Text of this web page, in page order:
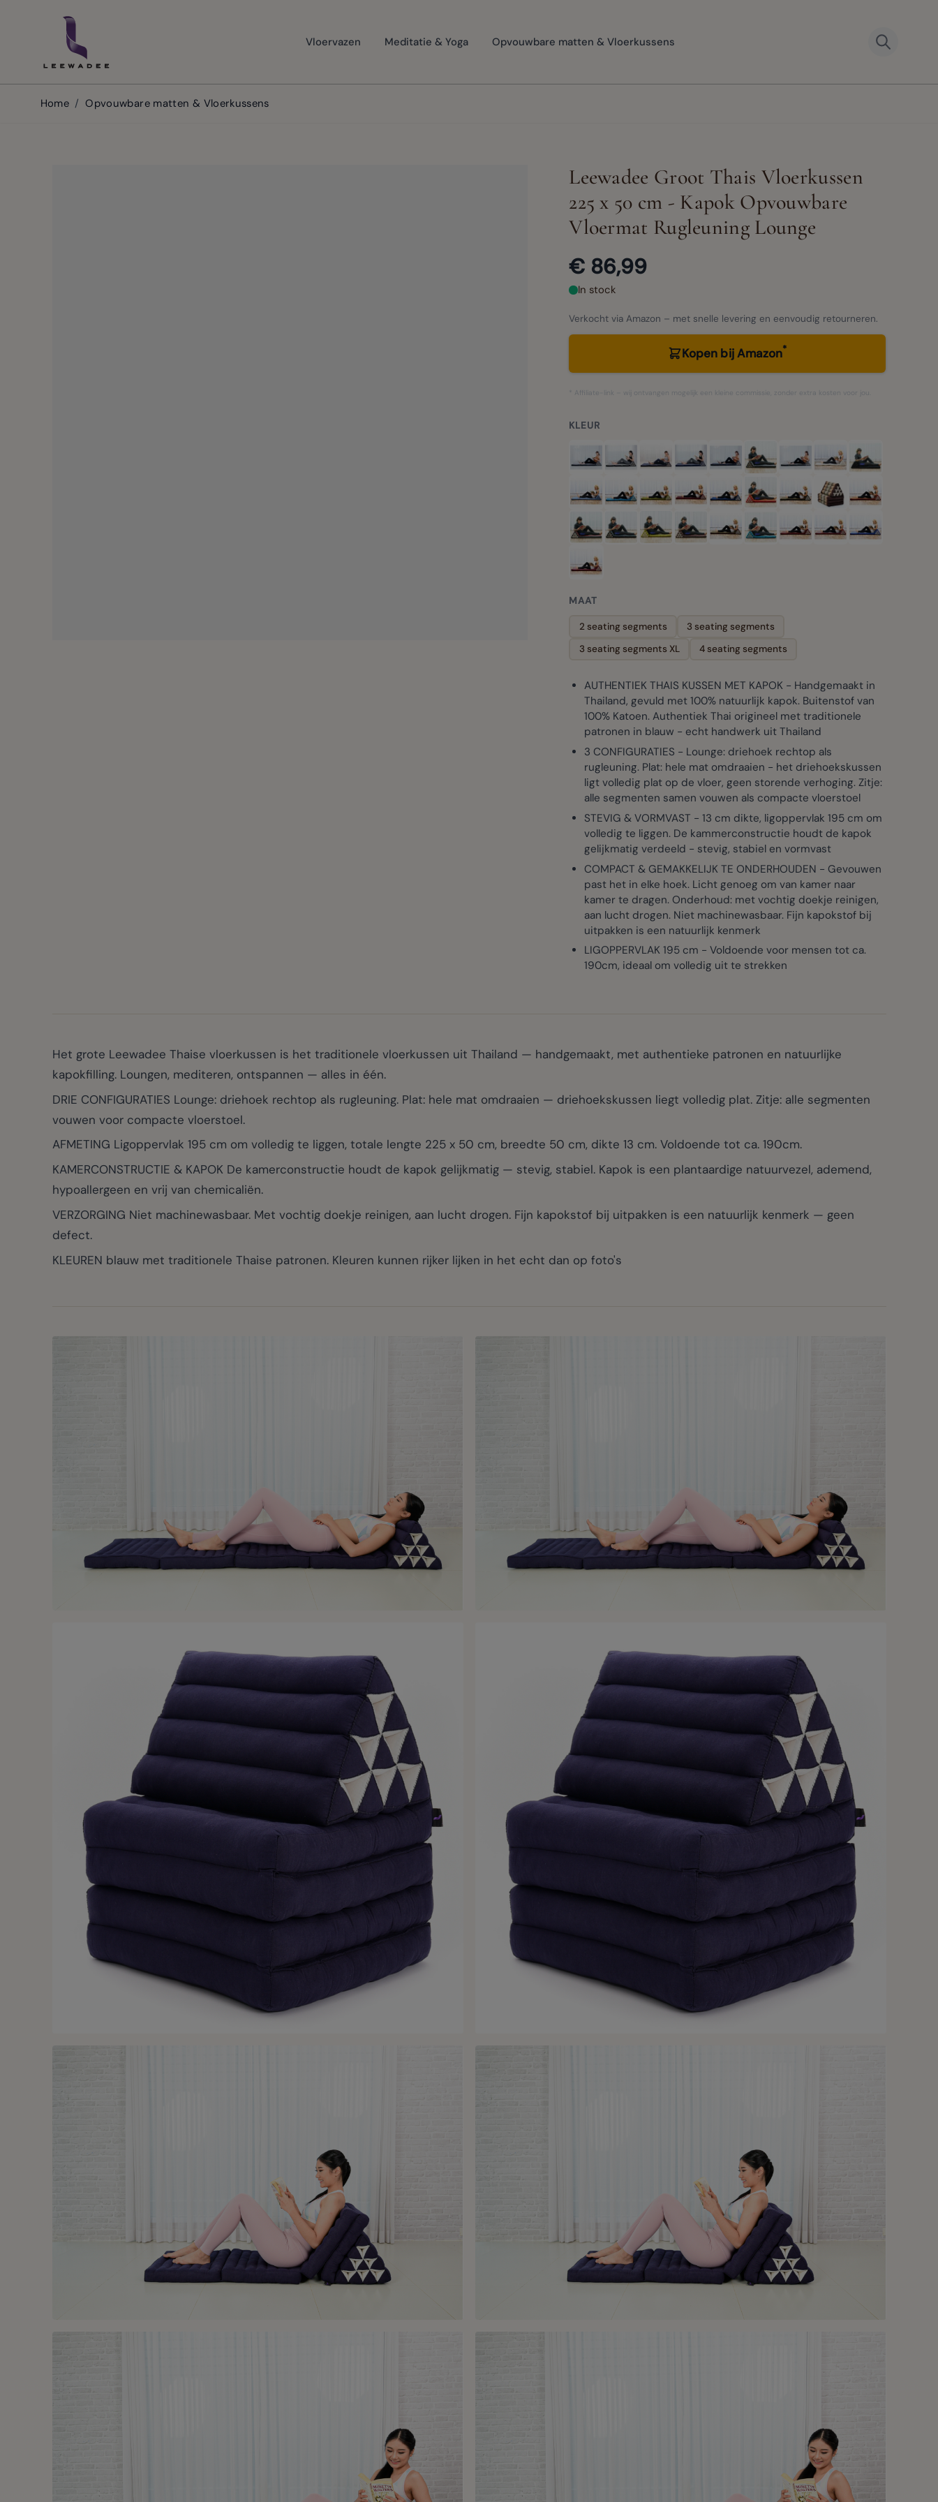
Vloervazen Meditatie & Yoga Opvouwbare matten & Vloerkussens
Home / Opvouwbare matten & Vloerkussens
Leewadee Groot Thais Vloerkussen
225 x 50 cm - Kapok Opvouwbare
Vloermat Rugleuning Lounge
€ 86,99
In stock
Verkocht via Amazon – met snelle levering en eenvoudig retourneren.
Kopen bij Amazon*
* Affiliate-link – wij ontvangen mogelijk een kleine commissie, zonder extra kosten voor jou.
KLEUR
MAAT
2 seating segments
3 seating segments
3 seating segments XL
4 seating segments
AUTHENTIEK THAIS KUSSEN MET KAPOK - Handgemaakt in
Thailand, gevuld met 100% natuurlijk kapok. Buitenstof van
100% Katoen. Authentiek Thai origineel met traditionele
patronen in blauw - echt handwerk uit Thailand
3 CONFIGURATIES - Lounge: driehoek rechtop als
rugleuning. Plat: hele mat omdraaien - het driehoekskussen
ligt volledig plat op de vloer, geen storende verhoging. Zitje:
alle segmenten samen vouwen als compacte vloerstoel
STEVIG & VORMVAST - 13 cm dikte, ligoppervlak 195 cm om
volledig te liggen. De kammerconstructie houdt de kapok
gelijkmatig verdeeld - stevig, stabiel en vormvast
COMPACT & GEMAKKELIJK TE ONDERHOUDEN - Gevouwen
past het in elke hoek. Licht genoeg om van kamer naar
kamer te dragen. Onderhoud: met vochtig doekje reinigen,
aan lucht drogen. Niet machinewasbaar. Fijn kapokstof bij
uitpakken is een natuurlijk kenmerk
LIGOPPERVLAK 195 cm - Voldoende voor mensen tot ca.
190cm, ideaal om volledig uit te strekken
Het grote Leewadee Thaise vloerkussen is het traditionele vloerkussen uit Thailand — handgemaakt, met authentieke patronen en natuurlijke
kapokfilling. Loungen, mediteren, ontspannen — alles in één.
DRIE CONFIGURATIES Lounge: driehoek rechtop als rugleuning. Plat: hele mat omdraaien — driehoekskussen liegt volledig plat. Zitje: alle segmenten
vouwen voor compacte vloerstoel.
AFMETING Ligoppervlak 195 cm om volledig te liggen, totale lengte 225 x 50 cm, breedte 50 cm, dikte 13 cm. Voldoende tot ca. 190cm.
KAMERCONSTRUCTIE & KAPOK De kamerconstructie houdt de kapok gelijkmatig — stevig, stabiel. Kapok is een plantaardige natuurvezel, ademend,
hypoallergeen en vrij van chemicaliën.
VERZORGING Niet machinewasbaar. Met vochtig doekje reinigen, aan lucht drogen. Fijn kapokstof bij uitpakken is een natuurlijk kenmerk — geen
defect.
KLEUREN blauw met traditionele Thaise patronen. Kleuren kunnen rijker lijken in het echt dan op foto's